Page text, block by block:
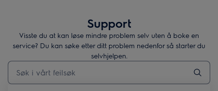
Support
Visste du at kan løse mindre problem selv uten å boke en
service? Du kan søke etter ditt problem nedenfor så starter du
selvhjelpen.
Skriv her for å søke etter supportartikler